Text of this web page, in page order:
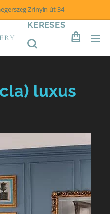
Zrínyin út 34
KERESÉS
luxus